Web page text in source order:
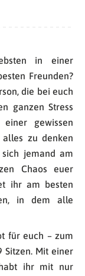
in einer
Freunden?
die bei euch
ganzen Stress
gewissen
zu denken
jemand am
Chaos euer
ihr am besten
in dem alle
für euch – zum
Sitzen. Mit einer
habt ihr mit nur